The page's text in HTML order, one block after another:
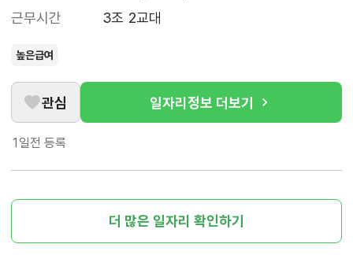
근무시간
3조 2교대
높은급여
관심 일자리정보 더보기
1일전 등록
더 많은 일자리 확인하기